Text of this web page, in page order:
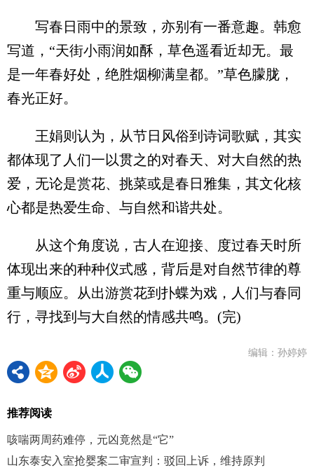
写春日雨中的景致，亦别有一番意趣。韩愈
写道，“天街小雨润如酥，草色遥看近却无。最
是一年春好处，绝胜烟柳满皇都。”草色朦胧，
春光正好。
王娟则认为，从节日风俗到诗词歌赋，其实
都体现了人们一以贯之的对春天、对大自然的热
爱，无论是赏花、挑菜或是春日雅集，其文化核
心都是热爱生命、与自然和谐共处。
从这个角度说，古人在迎接、度过春天时所
体现出来的种种仪式感，背后是对自然节律的尊
重与顺应。从出游赏花到扑蝶为戏，人们与春同
行，寻找到与大自然的情感共鸣。(完)
编辑：孙婷婷
推荐阅读
咳喘两周药难停，元凶竟然是“它”
山东泰安入室抢婴案二审宣判：驳回上诉，维持原判